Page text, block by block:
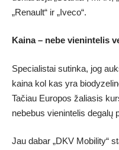
„Renault“ ir „Iveco“.
Kaina – nebe vienintelis
Specialistai sutinka, jog
kaina kol kas yra
Tačiau Europos žaliasis
nebebus vienintelis degalų
Jau dabar „DKV Mobility“